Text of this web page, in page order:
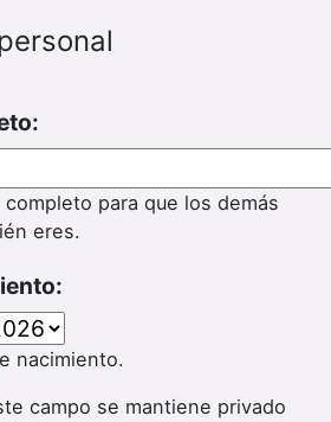
para que los demás
eres.
nacimiento.
campo se mantiene privado